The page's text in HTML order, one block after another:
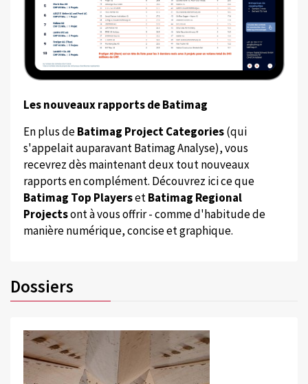
Les nouveaux rapports de Batimag
En plus deBatimag Project Categories(qui
s'appelait auparavant Batimag Analyse), vous
recevrez dès maintenant deux tout nouveaux
rapports en complément. Découvrez ici ce que
Batimag Top PlayersetBatimag Regional
Projectsont à vous offrir - comme d'habitude de
manière numérique, concise et graphique.
Dossiers